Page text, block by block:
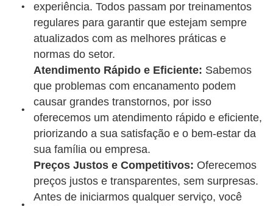
experiência. Todos passam por treinamentos
regulares para garantir que estejam sempre
atualizados com as melhores práticas e
normas do setor.
Atendimento Rápido e Eficiente: Sabemos
que problemas com encanamento podem
causar grandes transtornos, por isso
oferecemos um atendimento rápido e eficiente,
priorizando a sua satisfação e o bem-estar da
sua família ou empresa.
Preços Justos e Competitivos: Oferecemos
preços justos e transparentes, sem surpresas.
Antes de iniciarmos qualquer serviço, você